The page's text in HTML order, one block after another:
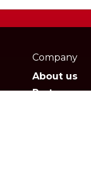
Company
About us
Partners